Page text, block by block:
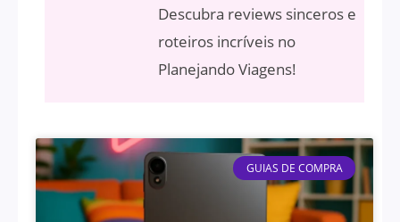
Descubra reviews sinceros e
roteiros incríveis no
Planejando Viagens!
GUIAS DE COMPRA